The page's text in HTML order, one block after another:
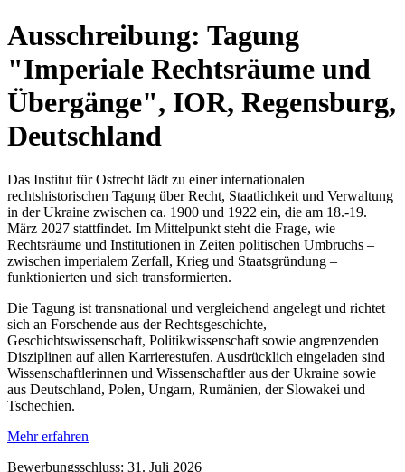
Ausschreibung: Tagung
"Imperiale Rechtsräume und
Übergänge", IOR, Regensburg,
Deutschland
Das Institut für Ostrecht lädt zu einer internationalen
rechtshistorischen Tagung über Recht, Staatlichkeit und Verwaltung
in der Ukraine zwischen ca. 1900 und 1922 ein, die am 18.-19.
März 2027 stattfindet. Im Mittelpunkt steht die Frage, wie
Rechtsräume und Institutionen in Zeiten politischen Umbruchs –
zwischen imperialem Zerfall, Krieg und Staatsgründung –
funktionierten und sich transformierten.
Die Tagung ist transnational und vergleichend angelegt und richtet
sich an Forschende aus der Rechtsgeschichte,
Geschichtswissenschaft, Politikwissenschaft sowie angrenzenden
Disziplinen auf allen Karrierestufen. Ausdrücklich eingeladen sind
Wissenschaftlerinnen und Wissenschaftler aus der Ukraine sowie
aus Deutschland, Polen, Ungarn, Rumänien, der Slowakei und
Tschechien.
Mehr erfahren
Bewerbungsschluss: 31. Juli 2026